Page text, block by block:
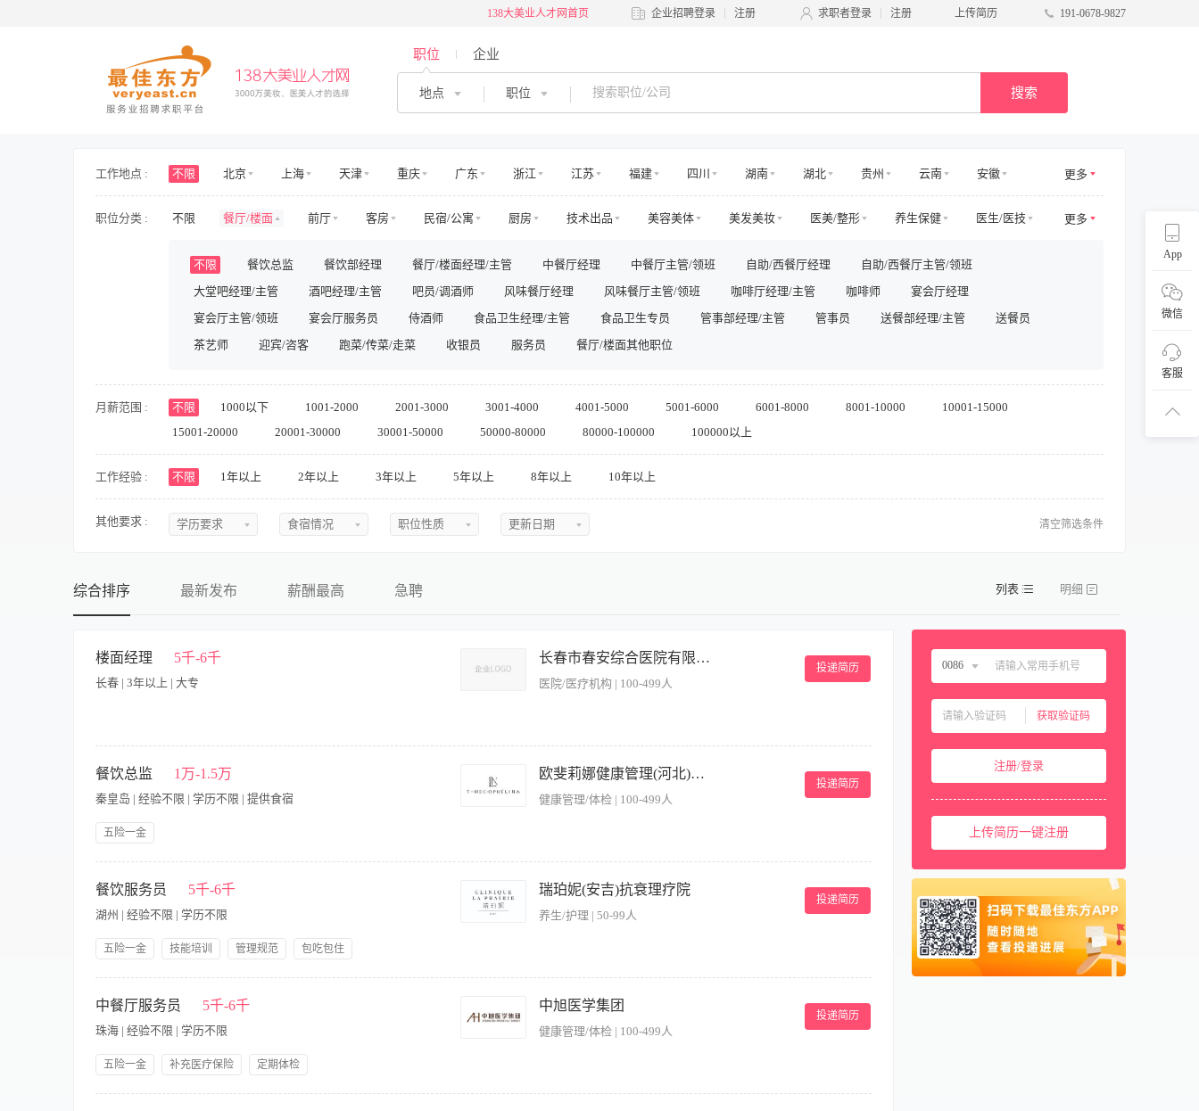
138大美业人才网首页 企业招聘登录 注册 求职者登录 注册 上传简历 191-0678-9827
职位 企业
地点 职位 搜索
App
扫码
微信
客服
工作地点 : 不限 北京 上海 天津 重庆 广东 浙江 江苏 福建 四川 湖南 湖北 贵州 云南
安徽
海南
山东 山西 河北 河南 吉林 江西 辽宁 陕西 黑龙江 青海 甘肃 台湾 广西
宁夏
新疆
西藏 内蒙古 香港 澳门 国外
更多
职位分类 : 不限 餐厅/楼面 前厅 客房 民宿/公寓 厨房 技术出品 美容美体 美发美妆 医美/整形 养生保健
医生/医技
房地产开发
房地产规划与设计 房地产销售/中介 房地产工程 高层管理 市场/运营 销售/商务拓展 收益/预订
客服及支持
人力资源
行政 财务/审计/税务 法务/咨询 IT/电脑 工程/维修 安保/消防 生产营运 采购/物流 供应链
影视/演出
储备/实习 兼职 其他
不限 餐饮总监 餐饮部经理 餐厅/楼面经理/主管 中餐厅经理 中餐厅主管/领班 自助/西餐厅经理
自助/西餐厅主管/领班
大堂吧经理/主管
酒吧经理/主管 吧员/调酒师 风味餐厅经理 风味餐厅主管/领班 咖啡厅经理/主管 咖啡师
宴会厅经理
宴会厅主管/领班
宴会厅服务员 侍酒师 食品卫生经理/主管 食品卫生专员 管事部经理/主管 管事员 送餐部经理/主管
送餐员
茶艺师
迎宾/咨客 跑菜/传菜/走菜 收银员 服务员 餐厅/楼面其他职位
更多
月薪范围 : 不限 1000以下 1001-2000 2001-3000 3001-4000 4001-5000 5001-6000 6001-8000 8001-10000
10001-15000
15001-20000
20001-30000 30001-50000 50000-80000 80000-100000 100000以上
工作经验 : 不限 1年以上 2年以上 3年以上 5年以上 8年以上 10年以上
其他要求 : 学历要求
初中
中技
高中
本科
硕士
食宿情况
提供食宿
职位性质
全职
更新日期
近五天
近一周
近一月
近二月
清空筛选条件
综合排序 最新发布 薪酬最高 急聘
楼面经理 5千-6千
长春 | 3年以上 | 大专
长春市春安综合医院有限公司
医院/医疗机构 | 100-499人
投递简历
餐饮总监 1万-1.5万
秦皇岛 | 经验不限 | 学历不限 | 提供食宿
五险一金
欧斐莉娜健康管理(河北)有限公司
健康管理/体检 | 100-499人
投递简历
发当地需求的餐饮产品。 4、熟悉饭店管理理论、餐饮管理理论、营销学和服务心理学。 5、协调与其他部门的工作关系，确保宾客得到满意的餐饮产品和良好的服
务。 6、制定餐厅推销策略，督促员工做好食品饮料的推销工作，提高餐饮销售收入。 7、建全物资管理制度，对餐厅的设备、物资、用具等严格管理。 【岗位要
求】 1、本科以上文化程度；5年以上同岗位工作经验。 2、精通本部门的业务知识，熟练掌握中餐、西餐、酒吧、茶馆的技能及管理技巧。 3、熟悉 食品原材料采
购、储藏和厨房生产、餐厅服务全过程，善于安排各个环节的工作，能保证餐饮管理的协调发展。 4、具有食品原材料加工、餐饮成本核算方面的知识。掌握各种产
品配方、各种食品原材料出料率标准，控制产品质量和成本消耗。 5、具有社会活动能力、组织领导工作能力和实际工作能力；善于调动餐饮 部各级管理人员的积极
性。
餐饮服务员 5千-6千
湖州 | 经验不限 | 学历不限
五险一金 技能培训 管理规范
包吃包住
瑞珀妮(安吉)抗衰理疗院
养生/护理 | 50-99人
投递简历
保餐厅区域每餐段都将按标准设定，这包括摆台,设置自助餐,所有设备准备好服务,确保你已经被主管做了餐前会议。 4、确保餐台的干净和整洁。 5、确保服务台保持
干净和整洁。 6、有效地与厨房沟通。 7、确保完全了解食品出品，已做更好推销。
中餐厅服务员 5千-6千
珠海 | 经验不限 | 学历不限
五险一金 补充医疗保险 定期体检
中旭医学集团
健康管理/体检 | 100-499人
投递简历
列表 明细
0086
获取验证码
注册/登录
上传简历一键注册
中国大陆 0086
中国澳门 00853
西班牙
泰国 0066
柬埔寨 00855
00971